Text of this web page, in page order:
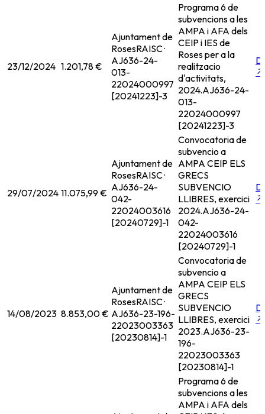
23/12/2024 1.201,78 €
Ajuntament de
RosesRAISC ·
AJ636-24-
013-
22024000997
[20241223]-3
Programa 6 de
subvencions a les
AMPA i AFA dels
CEIP i IES de
Roses per a la
realitzacio
d'activitats,
2024.AJ636-24-
013-
22024000997
[20241223]-3
↗
29/07/2024 11.075,99 €
Ajuntament de
RosesRAISC ·
AJ636-24-
042-
22024003616
[20240729]-1
Convocatoria de
subvencio a
AMPA CEIP ELS
GRECS
SUBVENCIO
LLIBRES, exercici
2024.AJ636-24-
042-
22024003616
[20240729]-1
↗
14/08/2023 8.853,00 €
Ajuntament de
RosesRAISC ·
AJ636-23-196-
22023003363
[20230814]-1
Convocatoria de
subvencio a
AMPA CEIP ELS
GRECS
SUBVENCIO
LLIBRES, exercici
2023.AJ636-23-
196-
22023003363
[20230814]-1
↗
Programa 6 de
subvencions a les
AMPA i AFA dels